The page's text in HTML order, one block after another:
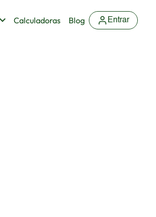
Calculadoras Blog Entrar